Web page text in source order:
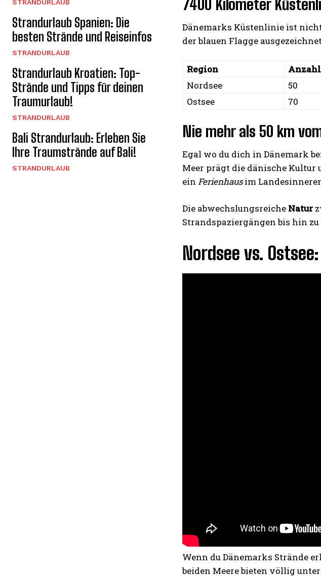
I've read and accept the
STRANDURLAUB
Strandurlaub Spanien: Die
besten Strände und Reiseinfos
STRANDURLAUB
Strandurlaub Kroatien: Top-
Strände und Tipps für deinen
Traumurlaub!
STRANDURLAUB
Bali Strandurlaub: Erleben Sie
Ihre Traumstrände auf Bali!
STRANDURLAUB
7400 Kilometer
Dänemarks Küstenlinie ist
der blauen Flagge
Region
Nordsee
50
Ostsee
70
Nie mehr als 50 km
Egal wo du dich in Dänemark
Meer prägt die dänische Kultur
ein Ferienhausim
Die abwechslungsreiche Natur
Strandspaziergängen bis hin
Nordsee vs.
Wenn du Dänemarks Strände
beiden Meere bieten völlig